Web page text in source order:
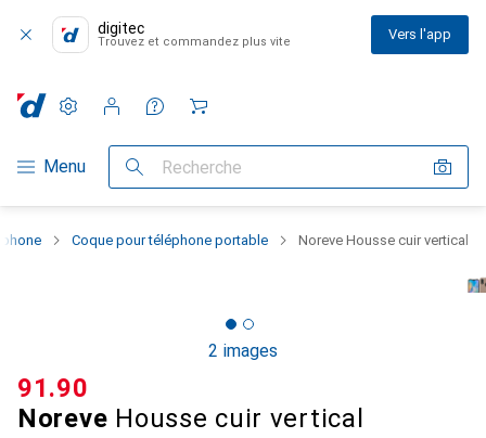
digitec
Trouvez et commandez plus vite Vers l'app
Navigation par catégorie
Menu Recherche
Paramètres
Compte client
Listes de comparaison
Listes d'envies
Panier
Coque pour téléphone portable Noreve Housse cuir vertical
2 images
Noreve Housse cuir vertical
CHF
91.90